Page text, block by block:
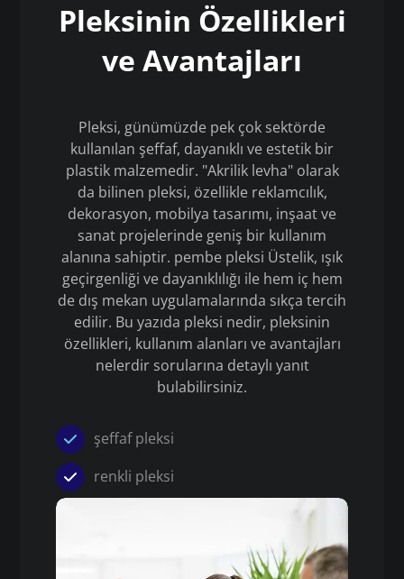
Pleksinin Özellikleri
ve Avantajları
Pleksi, günümüzde pek çok sektörde
kullanılan şeffaf, dayanıklı ve estetik bir
plastik malzemedir. "Akrilik levha" olarak
da bilinen pleksi, özellikle reklamcılık,
dekorasyon, mobilya tasarımı, inşaat ve
sanat projelerinde geniş bir kullanım
alanına sahiptir. pembe pleksi Üstelik, ışık
geçirgenliği ve dayanıklılığı ile hem iç hem
de dış mekan uygulamalarında sıkça tercih
edilir. Bu yazıda pleksi nedir, pleksinin
özellikleri, kullanım alanları ve avantajları
nelerdir sorularına detaylı yanıt
bulabilirsiniz.
şeffaf pleksi
renkli pleksi